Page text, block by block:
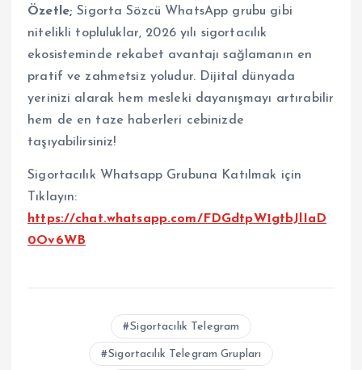
Özetle; Sigorta Sözcü WhatsApp grubu gibi
nitelikli topluluklar, 2026 yılı sigortacılık
ekosisteminde rekabet avantajı sağlamanın en
pratif ve zahmetsiz yoludur. Dijital dünyada
yerinizi alarak hem mesleki dayanışmayı artırabilir
hem de en taze haberleri cebinizde
taşıyabilirsiniz!
Sigortacılık Whatsapp Grubuna Katılmak için
Tıklayın:
https://chat.whatsapp.com/FDGdtpW1gtbJlIaD
0Ov6WB
Sigortacılık Telegram
Sigortacılık Telegram Grupları